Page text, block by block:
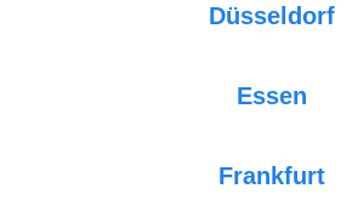
Düsseldorf
Essen
Frankfurt